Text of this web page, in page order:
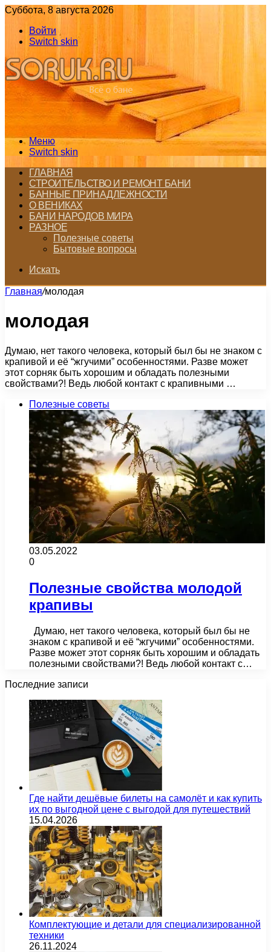
Суббота, 8 августа 2026
Войти
Switch skin
Меню
Switch skin
ГЛАВНАЯ
СТРОИТЕЛЬСТВО И РЕМОНТ БАНИ
БАННЫЕ ПРИНАДЛЕЖНОСТИ
О ВЕНИКАХ
БАНИ НАРОДОВ МИРА
РАЗНОЕ
Полезные советы
Бытовые вопросы
Искать
Главная/молодая
молодая
Думаю, нет такого человека, который был бы не знаком с
крапивой и её “жгучими” особенностями. Разве может
этот сорняк быть хорошим и обладать полезными
свойствами?! Ведь любой контакт с крапивными …
Полезные советы
03.05.2022
0
Полезные свойства молодой
крапивы
Думаю, нет такого человека, который был бы не
знаком с крапивой и её “жгучими” особенностями.
Разве может этот сорняк быть хорошим и обладать
полезными свойствами?! Ведь любой контакт с…
Последние записи
Где найти дешёвые билеты на самолёт и как купить
их по выгодной цене с выгодой для путешествий
15.04.2026
Комплектующие и детали для специализированной
техники
26.11.2024